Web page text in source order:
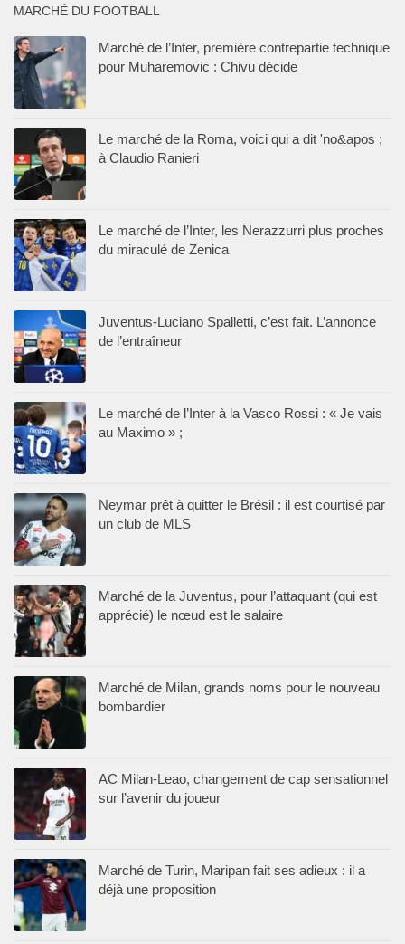
MARCHÉ DU FOOTBALL
Marché de l’Inter, première contrepartie technique
pour Muharemovic : Chivu décide
Le marché de la Roma, voici qui a dit 'no&apos ;
à Claudio Ranieri
Le marché de l’Inter, les Nerazzurri plus proches
du miraculé de Zenica
Juventus-Luciano Spalletti, c’est fait. L’annonce
de l’entraîneur
Le marché de l’Inter à la Vasco Rossi : « Je vais
au Maximo » ;
Neymar prêt à quitter le Brésil : il est courtisé par
un club de MLS
Marché de la Juventus, pour l’attaquant (qui est
apprécié) le nœud est le salaire
Marché de Milan, grands noms pour le nouveau
bombardier
AC Milan-Leao, changement de cap sensationnel
sur l’avenir du joueur
Marché de Turin, Maripan fait ses adieux : il a
déjà une proposition